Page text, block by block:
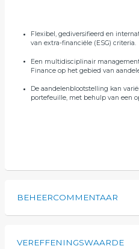
Flexibel, gediversifieerd en
van extra-financiële (ESG) criteria.
Een multidisciplinair
Finance op het gebied van
De aandelenblootstelling kan
portefeuille, met behulp van een
BEHEERCOMMENTAAR
VEREFFENINGSWAARDE